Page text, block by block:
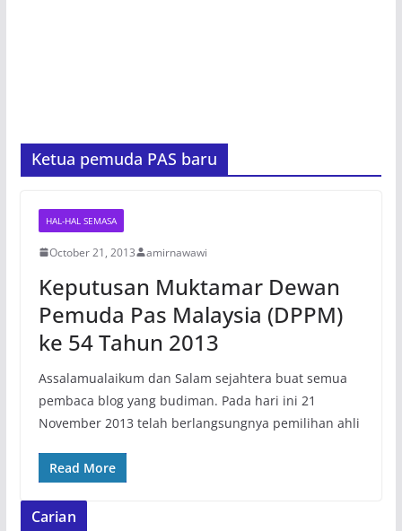
Ketua pemuda PAS baru
HAL-HAL SEMASA
October 21, 2013 amirnawawi
Keputusan Muktamar Dewan
Pemuda Pas Malaysia (DPPM)
ke 54 Tahun 2013
Assalamualaikum dan Salam sejahtera buat semua
pembaca blog yang budiman. Pada hari ini 21
November 2013 telah berlangsungnya pemilihan ahli
Read More
Carian